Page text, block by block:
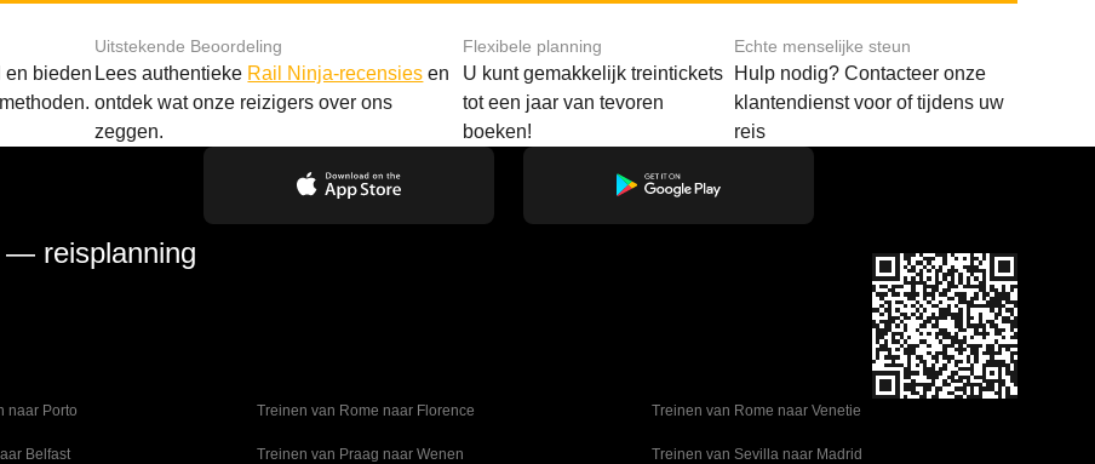
en bieden
Uitstekende Beoordeling
Lees authentieke Rail Ninja-recensies en
ontdek wat onze reizigers over ons
zeggen.
Flexibele planning
U kunt gemakkelijk treintickets
tot een jaar van tevoren
boeken!
Echte menselijke steun
Hulp nodig? Contacteer onze
klantendienst voor of tijdens uw
reis
— reisplanning
naar Porto Treinen van Rome naar Florence Treinen van Rome naar Venetie
Belfast Treinen van Praag naar Wenen Treinen van Sevilla naar Madrid